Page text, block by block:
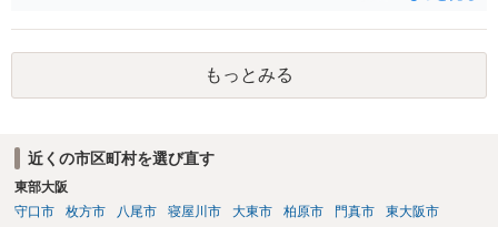
もっとみる
近くの市区町村を選び直す
東部大阪
守口市
枚方市 八尾市 寝屋川市 大東市 柏原市 門真市
東大阪市